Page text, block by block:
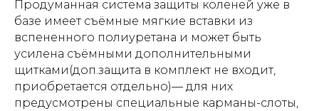
Продуманная система защиты коленей уже в
базе имеет съёмные мягкие вставки из
вспененного полиуретана и может быть
усилена съёмными дополнительными
щитками(доп.защита в комплект не входит,
приобретается отдельно)— для них
предусмотрены специальные карманы-слоты,